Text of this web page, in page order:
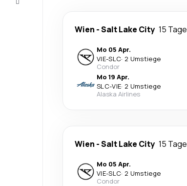
Wien -Salt Lake City 15 Tage
Mo 05 Apr.
VIE-SLC· 2 Umstiege
Condor
Mo 19 Apr.
SLC-VIE· 2 Umstiege
Alaska Airlines
Wien -Salt Lake City 15 Tage
Mo 05 Apr.
VIE-SLC· 2 Umstiege
Condor